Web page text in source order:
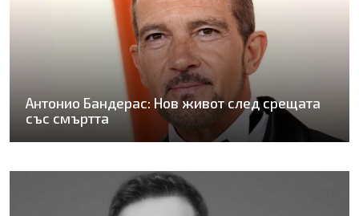
Антонио Бандерас: Нов живот след срещата
със смъртта